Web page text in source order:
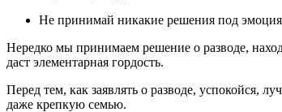
Не принимай никакие решения под
Нередко мы принимаем решение о разводе,
даст элементарная гордость.
Перед тем, как заявлять о разводе, успокойся,
даже крепкую семью.